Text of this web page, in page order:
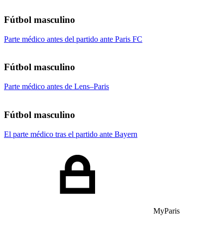
Fútbol masculino
Parte médico antes del partido ante Paris FC
Fútbol masculino
Parte médico antes de Lens–Paris
Fútbol masculino
El parte médico tras el partido ante Bayern
MyParis